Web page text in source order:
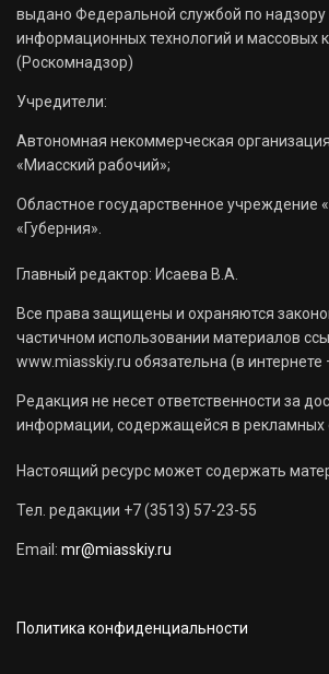
выдано Федеральной службой по надзору
информационных технологий и массовых
(Роскомнадзор)
Учредители:
Автономная некоммерческая
«Миасский рабочий»;
Областное государственное учреждение
«Губерния».
Главный редактор: Исаева В.А.
Все права защищены и охраняются
частичном использовании материалов
www.miasskiy.ru обязательна (в интернете
Редакция не несет ответственности за
информации, содержащейся в рекламных
Настоящий ресурс может содержать
Тел. редакции +7 (3513) 57-23-55
Email: mr@miasskiy.ru
Политика конфиденциальности